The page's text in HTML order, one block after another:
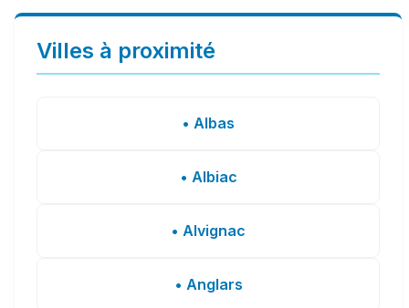
Villes à proximité
• Albas
• Albiac
• Alvignac
• Anglars